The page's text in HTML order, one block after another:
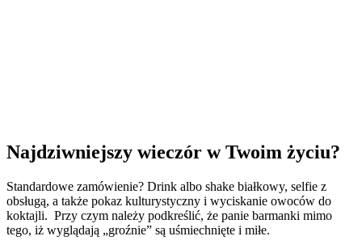
Najdziwniejszy wieczór w Twoim życiu?
Standardowe zamówienie? Drink albo shake białkowy, selfie z
obsługą, a także pokaz kulturystyczny i wyciskanie owoców do
koktajli. Przy czym należy podkreślić, że panie barmanki mimo
tego, iż wyglądają „groźnie” są uśmiechnięte i miłe.